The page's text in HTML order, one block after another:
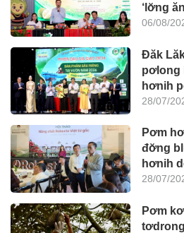
‘lơ̆ng
06/08/
Đăk
pơlong
hơnih
28/07/
Pơm
đơ̆ng
hơnih
28/07/
Pơm